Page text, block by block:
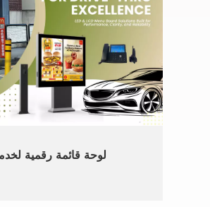
لوحة قائمة رقمية